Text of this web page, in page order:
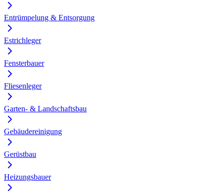
Entrümpelung & Entsorgung
Estrichleger
Fensterbauer
Fliesenleger
Garten- & Landschaftsbau
Gebäudereinigung
Gerüstbau
Heizungsbauer